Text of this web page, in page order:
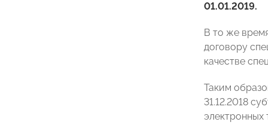
01.01.2019.
В то же
договору
качестве
Таким
31.12.2018
электронных